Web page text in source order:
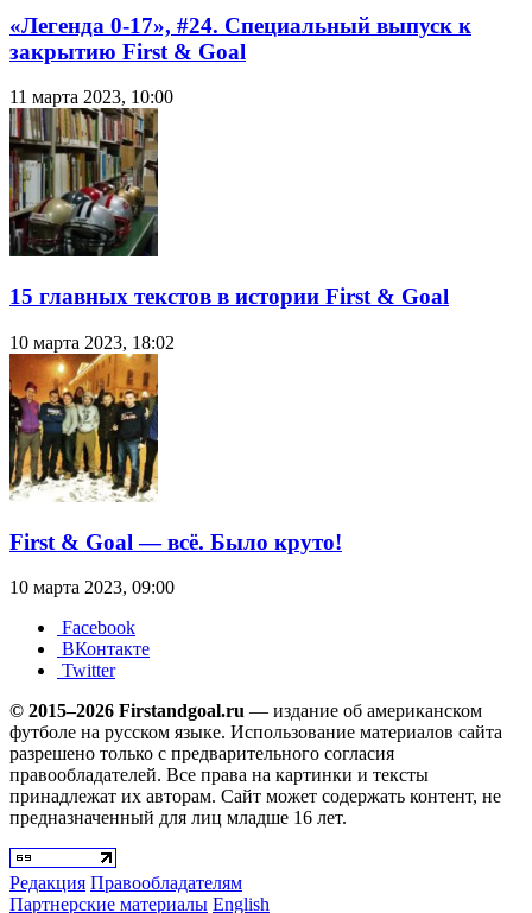
«Легенда 0-17», #24. Специальный выпуск к
закрытию First & Goal
11 марта 2023, 10:00
15 главных текстов в истории First & Goal
10 марта 2023, 18:02
First & Goal — всё. Было круто!
10 марта 2023, 09:00
Facebook
ВКонтакте
Twitter
© 2015–2026 Firstandgoal.ru — издание об американском
футболе на русском языке. Использование материалов cайта
разрешено только с предварительного согласия
правообладателей. Все права на картинки и тексты
принадлежат их авторам. Сайт может содержать контент, не
предназначенный для лиц младше 16 лет.
Редакция Правообладателям
Партнерские материалы English